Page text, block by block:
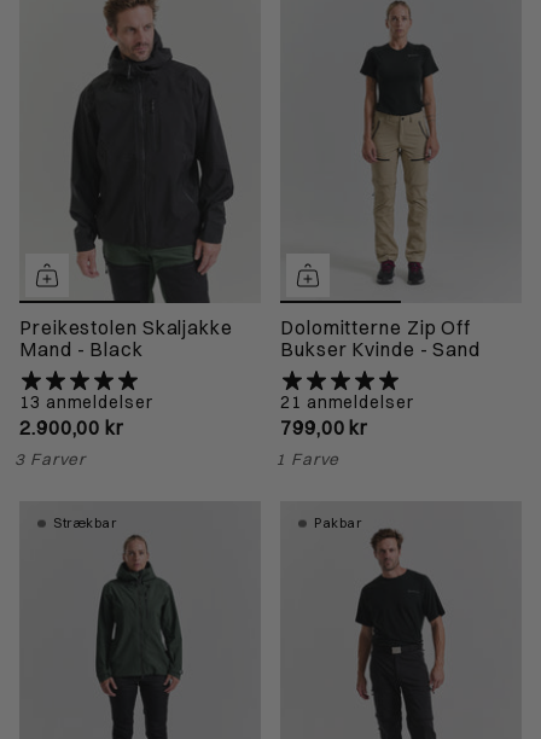
Preikestolen Skaljakke
Mand - Black
13 anmeldelser
2.900,00 kr
3 Farver
Dolomitterne Zip Off
Bukser Kvinde - Sand
21 anmeldelser
799,00 kr
1 Farve
Strækbar Pakbar